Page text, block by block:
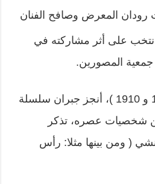
رودان المعرض وصافح الفنان
على أثر مشاركته في
المصورين.
في هذه المرحلة ( 1908 و 1910 )، أنجز جبران سلسلة
شخصيات عصره، تذكر
( ومن بينها مثلا: رأس